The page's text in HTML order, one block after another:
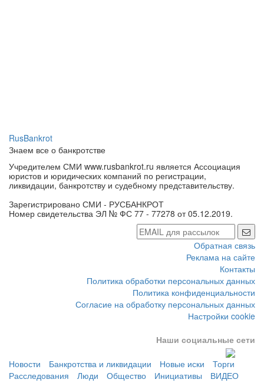
RusBankrot
Знаем все о банкротстве
Учредителем СМИ www.rusbankrot.ru является Ассоциация
юристов и юридических компаний по регистрации,
ликвидации, банкротству и судебному представительству.
Зарегистрировано СМИ - РУСБАНКРОТ
Номер свидетельства ЭЛ № ФС 77 - 77278 от 05.12.2019.
Обратная связь
Реклама на сайте
Контакты
Политика обработки персональных данных
Политика конфиденциальности
Согласие на обработку персональных данных
Настройки cookie
Наши социальные сети
Новости Банкротства и ликвидации Новые иски
Торги
Расследования
Люди Общество Инициативы ВИДЕО